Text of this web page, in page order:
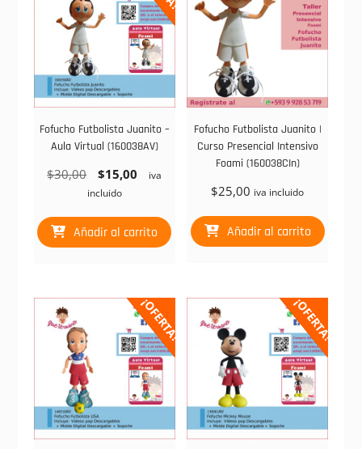
Fofucho Futbolista Juanito –
Aula Virtual (160038AV)
$30,00
El
precio
era:
$30,00.
$15,00
El
es:
$15,00.
iva
incluido
Añadir al carrito
Fofucho Futbolista Juanito |
Curso Presencial Intensivo
Foami (160038CIn)
$25,00 iva incluido
Añadir al carrito
¡OFERTA! ¡OFERTA!